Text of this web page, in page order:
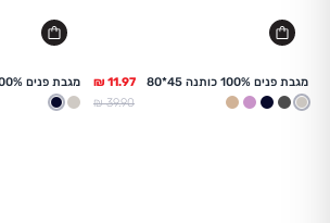
מגבת פנים 100% כותנה 45*80
בז אפורנייבילילךטבעי
מחיר מלא
39.90 ₪
מגבת פנים 100% כותנה 45*80
בז נייבי